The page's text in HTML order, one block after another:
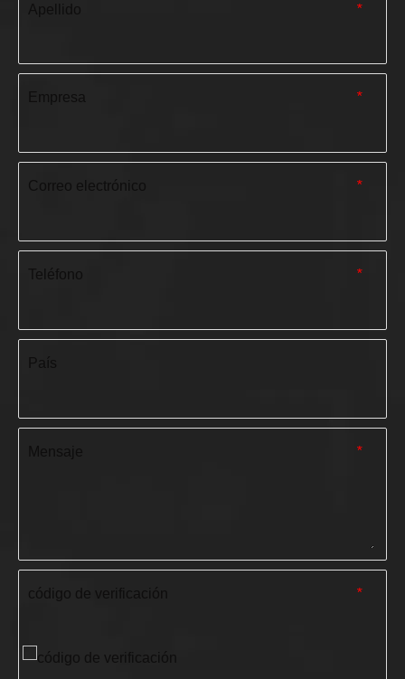
*
*
Empresa
*
Correo electrónico
*
Teléfono
*
*
código de verificación